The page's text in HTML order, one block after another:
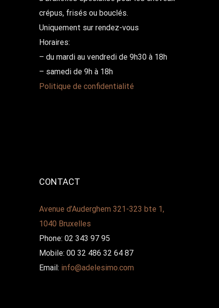
crépus, frisés ou bouclés.
Uniquement sur rendez-vous
Horaires:
– du mardi au vendredi de 9h30 à 18h
– samedi de 9h à 18h
Politique de confidentialité
CONTACT
Avenue d’Auderghem 321-323 bte 1,
1040 Bruxelles
Phone: 02 343 97 95
Mobile: 00 32 486 32 64 87
Email: info@adelesimo.com